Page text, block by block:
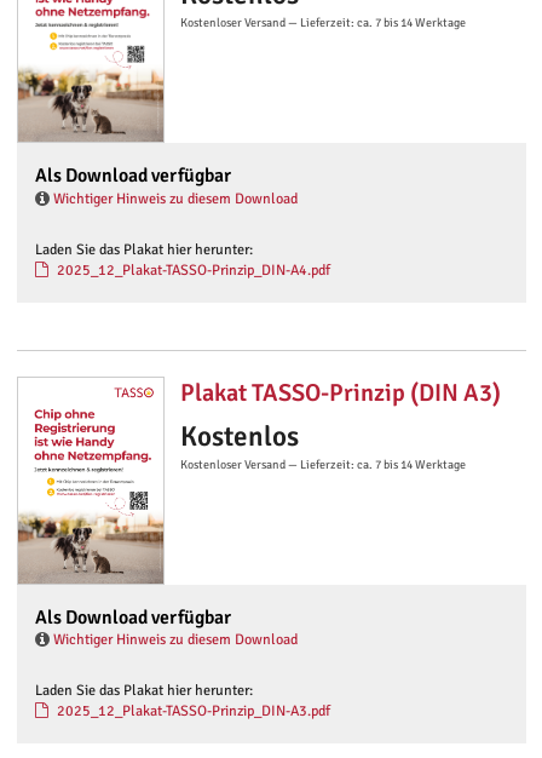
Kostenloser Versand — Lieferzeit: ca. 7 bis 14 Werktage
Als Download verfügbar
Wichtiger Hinweis zu diesem Download
Laden Sie das Plakat hier herunter:
2025_12_Plakat-TASSO-Prinzip_DIN-A4.pdf
Plakat TASSO-Prinzip (DIN A3)
Kostenlos
Kostenloser Versand — Lieferzeit: ca. 7 bis 14 Werktage
Als Download verfügbar
Wichtiger Hinweis zu diesem Download
Laden Sie das Plakat hier herunter:
2025_12_Plakat-TASSO-Prinzip_DIN-A3.pdf